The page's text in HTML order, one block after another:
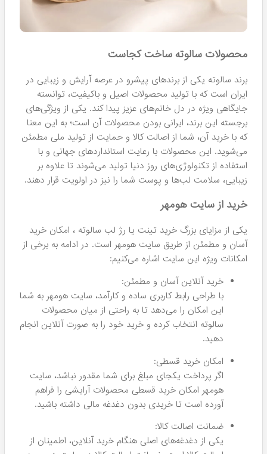
طول روز، لب‌های شما همچنان زیبا و جذاب باقی بمانند.
طراحی زیبا و جذاب: رنگ‌های مات و مدرن این محصولات، حتی
رژ لب‌های ضد آب و رنگارنگ آن که در طیف ۴۰ رنگ متفاوت
موجود هستند، می‌توانند انتخابی فوق‌العاده برای تکمیل استایل
شما در هر موقعیتی باشند. رنگ‌های مات زیبا و دوام فوق‌العاده
این محصولات نشان از تلاش فراوان و دانش فنی بالا در تولید
آن‌ها دارد. همچنین، رژ لب سالوته با فرمولاسیون منحصر به فرد
خود لب‌های شما را به‌طور طبیعی درخشان می‌سازد.
انتخاب رنگ رژ لب تأثیر زیادی بر روی ظاهر شما دارد. رنگ لب
به عنوان نقطه کانونی در آرایش، می‌تواند شخصیت و استایل
شما را به خوبی منعکس کند. رنگ‌های تند و قدرتمند مانند قرمز
می‌توانند حس اعتماد به نفس را افزایش دهند، در حالی که
رنگ‌های ملایم و طبیعی جلوه‌ای لطیف به شما می‌بخشند. برای
داشتن ظاهری هماهنگ، ترکیب مناسب رنگ لب و آرایش
چشم بسیار مهم است. اگر از رنگ‌های قوی برای چشم استفاده
می‌کنید، انتخاب رنگ لب ملایم‌تر می‌تواند تعادل زیبایی را به
وجود آورد. مشاوره از آرایشگران حرفه‌ای در این زمینه می‌تواند
راهنمایی‌های مناسبی به شما ارائه دهد.
تینت لب سالوته
اگر به دنبال آرایشی طبیعی و در عین حال شگفت‌انگیز برای
لب‌های خود هستید،تینت لب سالوتهگزینه‌ای بی‌نظیر برای
شماست. ویژگی‌های این محصول عبارتند از:
تینت لب سالوته به شما لب‌هایی طبیعی، ملایم و
درخشان هدیه می‌دهد که ظاهر شما را تکمیل می‌کند.